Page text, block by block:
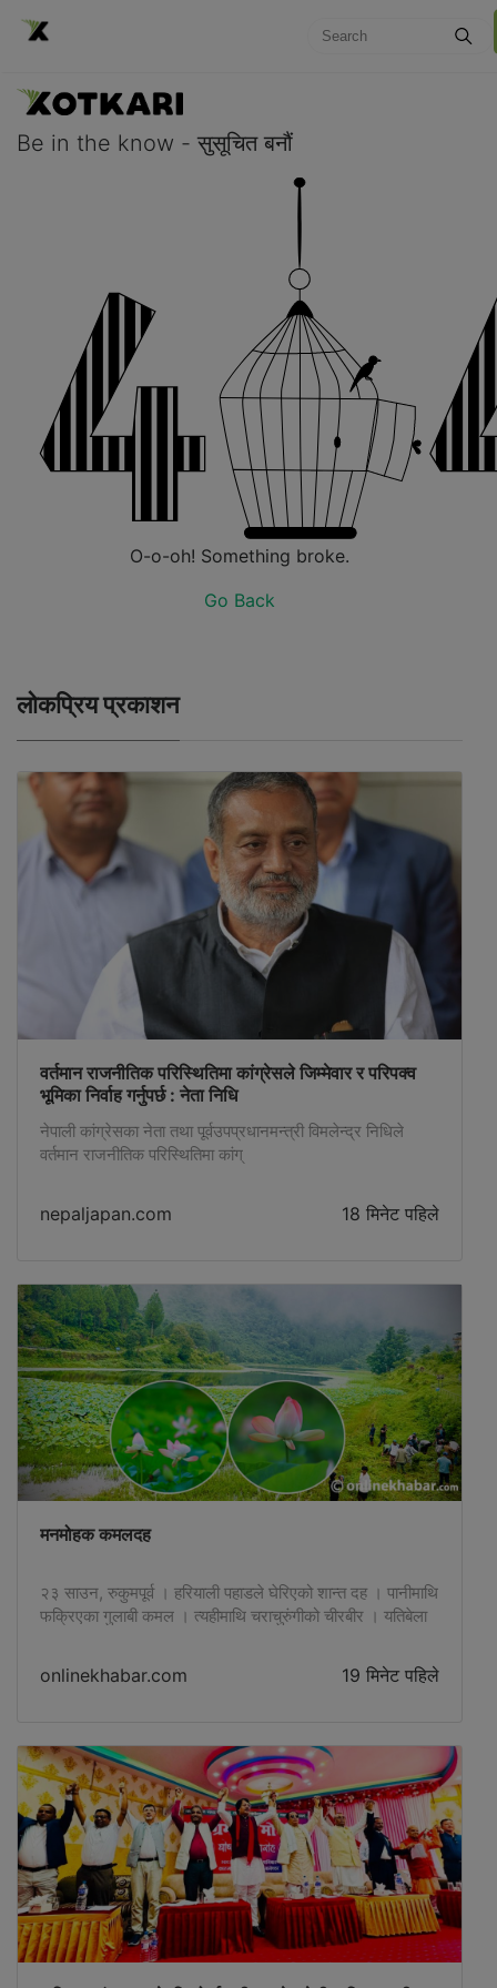
Be in the know - सुसूचित बनौं
O-o-oh! Something broke.
Go Back
लोकप्रिय प्रकाशन
वर्तमान राजनीतिक परिस्थितिमा कांग्रेसले जिम्मेवार र परिपक्व
भूमिका निर्वाह गर्नुपर्छ : नेता निधि
नेपाली कांग्रेसका नेता तथा पूर्वउपप्रधानमन्त्री विमलेन्द्र निधिले
वर्तमान राजनीतिक परिस्थितिमा कांग्
nepaljapan.com 18 मिनेट पहिले
मनमोहक कमलदह
२३ साउन, रुकुमपूर्व । हरियाली पहाडले घेरिएको शान्त दह । पानीमाथि
फक्रिएका गुलाबी कमल । त्यहीमाथि चराचुरुंगीको चीरबीर । यतिबेला
सिस्ने गाउँपालिका–५, रुकुमकोटमा रहेको कमलदहमा कमल फुल्ने
मौसम …
onlinekhabar.com 19 मिनेट पहिले